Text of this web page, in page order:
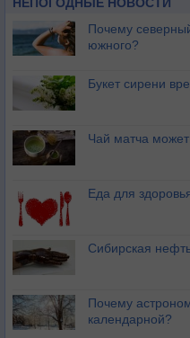
Почему
южного?
Букет сирени
Чай матча
Еда для
Сибирская
Почему
календарной?